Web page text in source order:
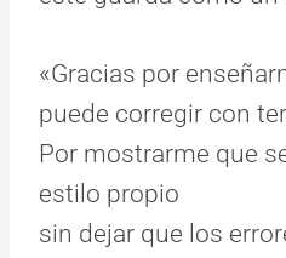
«Gracias por
puede corregir con
Por mostrarme que
estilo propio
sin dejar que los